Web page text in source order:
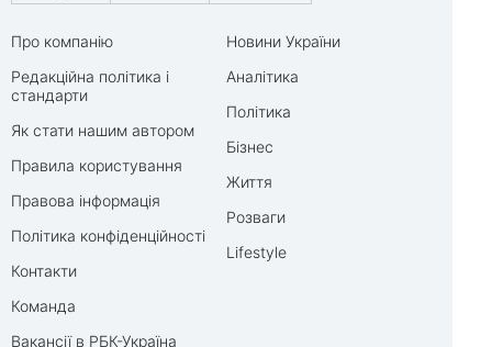
Про компанію
Редакційна політика і
стандарти
Як стати нашим автором
Правила користування
Правова інформація
Політика конфіденційності
Контакти
Команда
Вакансії в РБК-Україна
Новини України
Аналітика
Політика
Бізнес
Життя
Розваги
Lifestyle